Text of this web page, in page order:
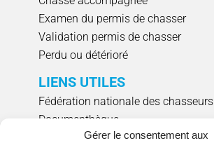
Gérer le consentement aux
Examen du permis de chasser
Validation permis de chasser
Perdu ou détérioré
LIENS UTILES
Fédération nationale des chasseurs
Documenthèque
Agenda évènements